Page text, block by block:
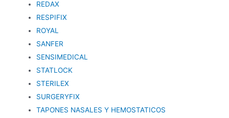
REDAX
RESPIFIX
ROYAL
SANFER
SENSIMEDICAL
STATLOCK
STERILEX
SURGERYFIX
TAPONES NASALES Y HEMOSTATICOS